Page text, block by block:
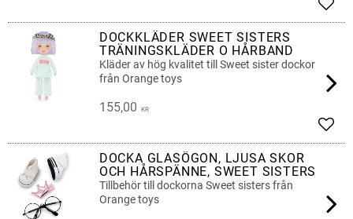
Add
DOCKKLÄDER SWEET SISTERS
TRÄNINGSKLÄDER O HÅRBAND
Kläder av hög kvalitet till Sweet sister dockor
från Orange toys
155,00 KR
Add
DOCKA GLASÖGON, LJUSA SKOR
OCH HÅRSPÄNNE, SWEET SISTERS
Tillbehör till dockorna Sweet sisters från
Orange toys